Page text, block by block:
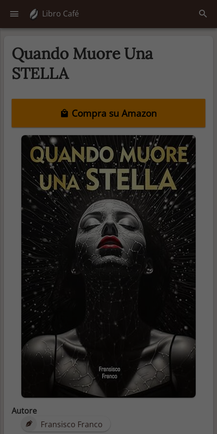
Libro Café
Quando Muore Una
STELLA
Compra su Amazon
Autore
Fransisco Franco